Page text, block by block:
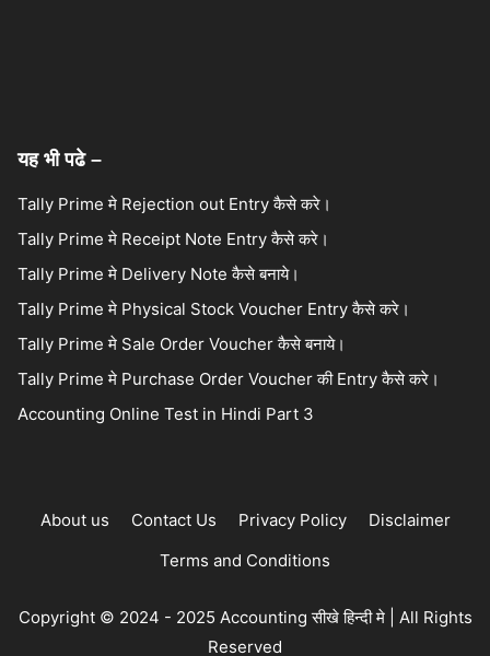
यह भी पढे –
Tally Prime मे Rejection out Entry कैसे करे।
Tally Prime मे Receipt Note Entry कैसे करे।
Tally Prime मे Delivery Note कैसे बनाये।
Tally Prime मे Physical Stock Voucher Entry कैसे करे।
Tally Prime मे Sale Order Voucher कैसे बनाये।
Tally Prime मे Purchase Order Voucher की Entry कैसे करे।
Accounting Online Test in Hindi Part 3
About us Contact Us Privacy Policy
Disclaimer
Terms and Conditions
Copyright © 2024 - 2025 Accounting सीखे हिन्दी मे | All Rights
Reserved